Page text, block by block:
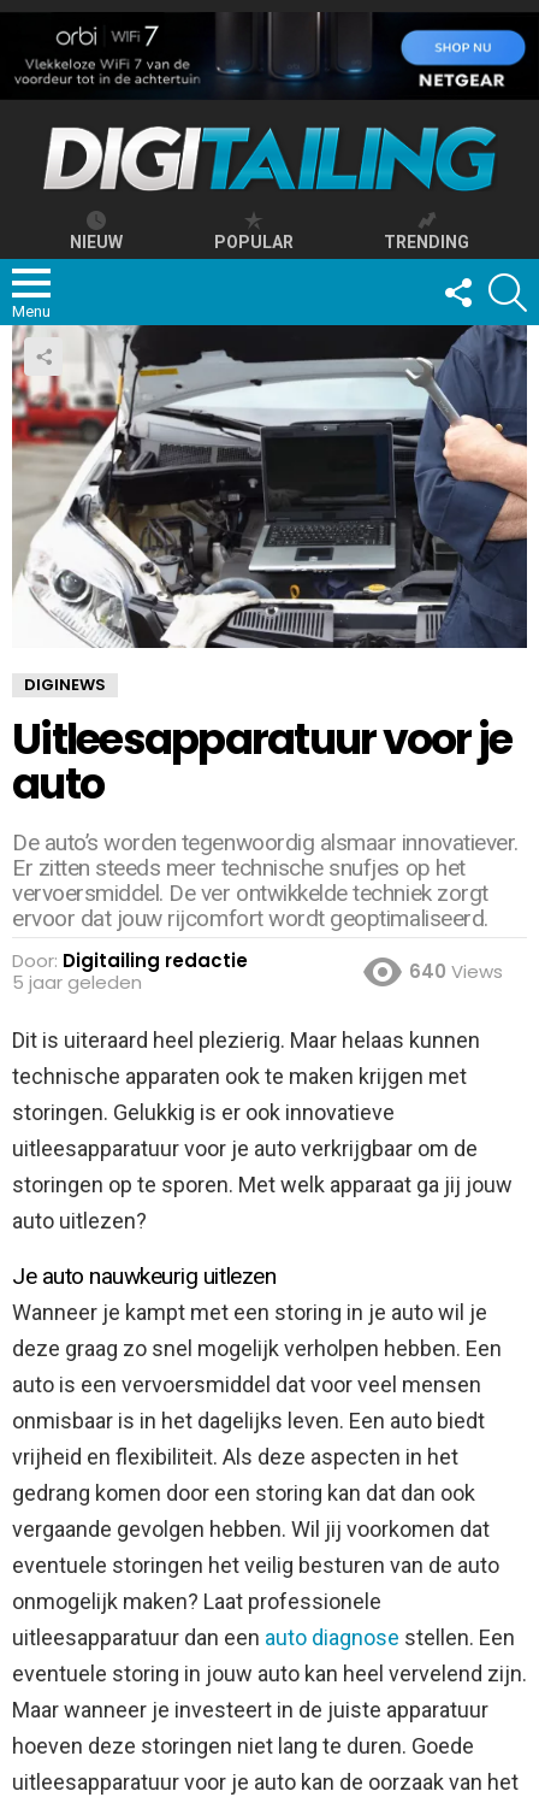
NIEUW POPULAR TRENDING
Menu
FOLLOW
US
DIGINEWS
Uitleesapparatuur voor je
auto
De auto’s worden tegenwoordig alsmaar innovatiever.
Er zitten steeds meer technische snufjes op het
vervoersmiddel. De ver ontwikkelde techniek zorgt
ervoor dat jouw rijcomfort wordt geoptimaliseerd.
Door: Digitailing redactie
5 jaar geleden
640 Views
Dit is uiteraard heel plezierig. Maar helaas kunnen
technische apparaten ook te maken krijgen met
storingen. Gelukkig is er ook innovatieve
uitleesapparatuur voor je auto verkrijgbaar om de
storingen op te sporen. Met welk apparaat ga jij jouw
auto uitlezen?
Je auto nauwkeurig uitlezen
Wanneer je kampt met een storing in je auto wil je
deze graag zo snel mogelijk verholpen hebben. Een
auto is een vervoersmiddel dat voor veel mensen
onmisbaar is in het dagelijks leven. Een auto biedt
vrijheid en flexibiliteit. Als deze aspecten in het
gedrang komen door een storing kan dat dan ook
vergaande gevolgen hebben. Wil jij voorkomen dat
eventuele storingen het veilig besturen van de auto
onmogelijk maken? Laat professionele
uitleesapparatuur dan een auto diagnose stellen. Een
eventuele storing in jouw auto kan heel vervelend zijn.
Maar wanneer je investeert in de juiste apparatuur
hoeven deze storingen niet lang te duren. Goede
uitleesapparatuur voor je auto kan de oorzaak van het